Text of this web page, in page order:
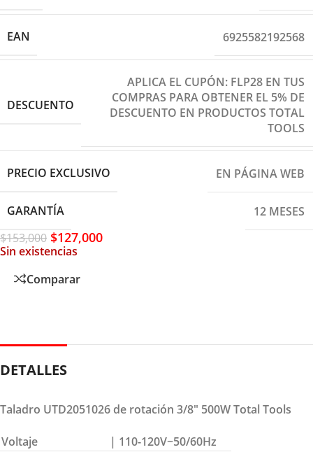
EAN 6925582192568
DESCUENTO
APLICA EL CUPÓN: FLP28 EN TUS
COMPRAS PARA OBTENER EL 5% DE
DESCUENTO EN PRODUCTOS TOTAL
TOOLS
PRECIO EXCLUSIVO EN PÁGINA WEB
GARANTÍA
12 MESES
$153,000 $127,000
Sin existencias
Comparar
DETALLES
Taladro UTD2051026 de rotación 3/8″ 500W Total Tools
Voltaje
| 110-120V~50/60Hz